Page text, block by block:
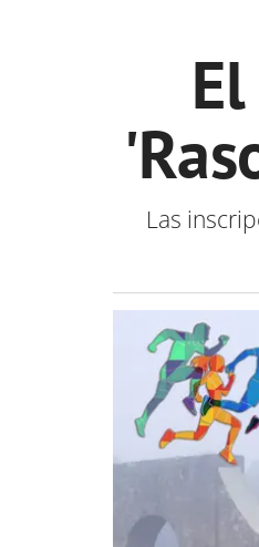
Las